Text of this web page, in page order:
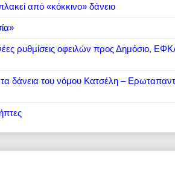
από «κόκκινο» δάνειο
νέες ρυθμίσεις οφειλών προς Δημόσιο,
τα δάνεια του νόμου Κατσέλη –